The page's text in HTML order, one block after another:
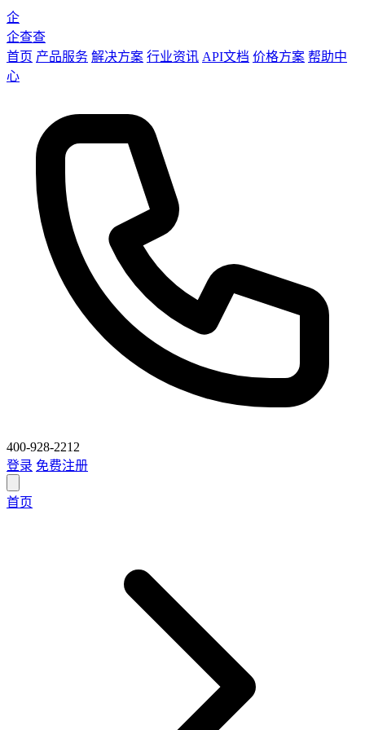
企
企查查
首页 产品服务 解决方案 行业资讯 API文档 价格方案 帮助中
心
400-928-2212
登录 免费注册
首页